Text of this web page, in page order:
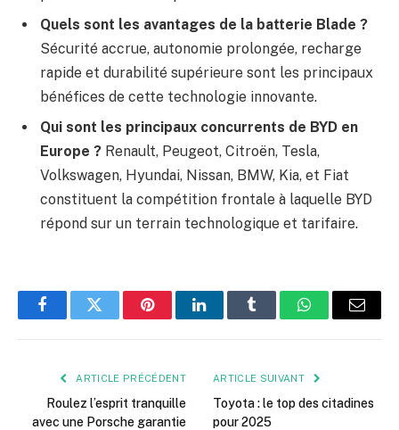
Quels sont les avantages de la batterie Blade ?
Sécurité accrue, autonomie prolongée, recharge
rapide et durabilité supérieure sont les principaux
bénéfices de cette technologie innovante.
Qui sont les principaux concurrents de BYD en
Europe ? Renault, Peugeot, Citroën, Tesla,
Volkswagen, Hyundai, Nissan, BMW, Kia, et Fiat
constituent la compétition frontale à laquelle BYD
répond sur un terrain technologique et tarifaire.
FacebookTwitter PinterestLinkedInTumblr WhatsApp
E-
ARTICLE PRÉCÉDENT
Roulez l’esprit tranquille
avec une Porsche garantie
ARTICLE SUIVANT
Toyota : le top des citadines
pour 2025